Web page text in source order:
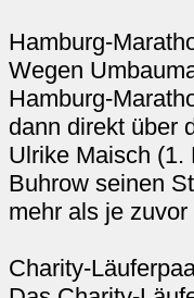
Hamburg-
Wegen
Hamburg-
dann direkt über
Ulrike Maisch (1.
Buhrow seinen
mehr als je
Charity-